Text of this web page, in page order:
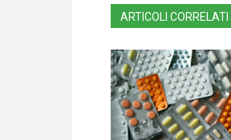
ARTICOLI CORRELATI